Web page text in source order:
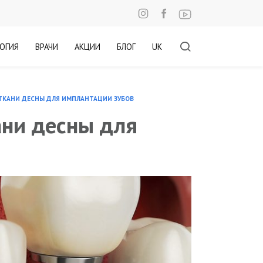
ВРАЧИ АКЦИИ БЛОГ UK
ДЕСНЫ ДЛЯ ИМПЛАНТАЦИИ ЗУБОВ
десны для